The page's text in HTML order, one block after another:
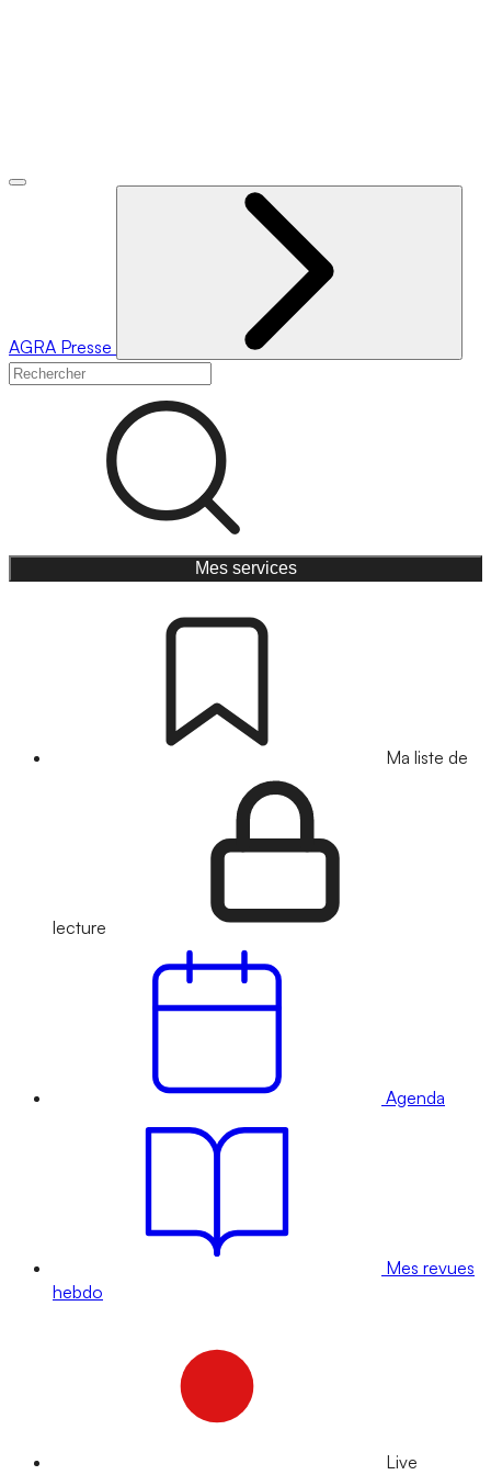
AGRA Presse
Mes services
Ma liste de
lecture
Agenda
Mes revues
hebdo
Live